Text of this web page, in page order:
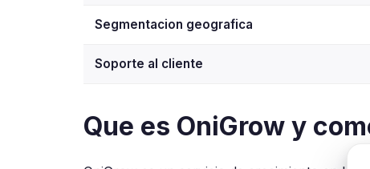
Segmentacion geografica
Soporte al cliente
Que es OniGrow y